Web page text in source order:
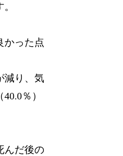
かった点
減り、気
％）
んだ後の